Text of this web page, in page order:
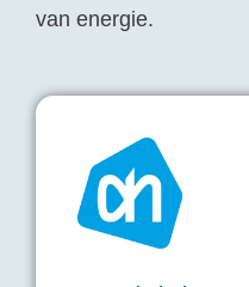
van energie.